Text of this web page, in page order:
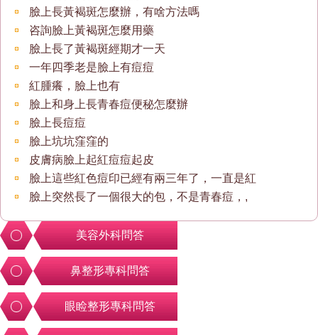
臉上長黃褐斑怎麼辦，有啥方法嗎
咨詢臉上黃褐斑怎麼用藥
臉上長了黃褐斑經期才一天
一年四季老是臉上有痘痘
紅腫癢，臉上也有
臉上和身上長青春痘便秘怎麼辦
臉上長痘痘
臉上坑坑窪窪的
皮膚病臉上起紅痘痘起皮
臉上這些紅色痘印已經有兩三年了，一直是紅
臉上突然長了一個很大的包，不是青春痘，,
美容外科問答
鼻整形專科問答
眼睑整形專科問答